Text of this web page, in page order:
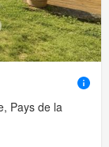
Pays de la